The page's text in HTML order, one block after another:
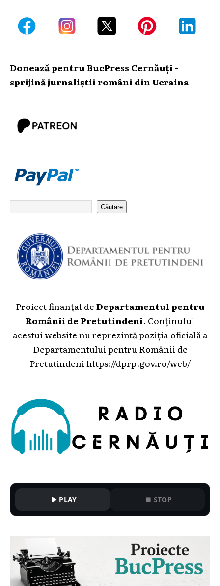
Donează pentru BucPress Cernăuți -
sprijină jurnaliștii români din Ucraina
Căutare
Proiect finanțat deDepartamentul pentru
Românii de Pretutindeni. Conținutul
acestui website nu reprezintă poziția oficială a
Departamentului pentru Românii de
Pretutindenihttps://dprp.gov.ro/web/
PLAY STOP